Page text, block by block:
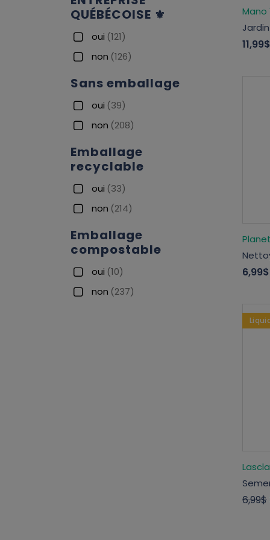
QUÉBÉCOISE ⚜
oui (121)
non (126)
Sans emballage
oui (39)
non (208)
Emballage
recyclable
oui (33)
non (214)
Emballage
compostable
oui (10)
non (237)
Mano
11,99$
6,99$
6,99$